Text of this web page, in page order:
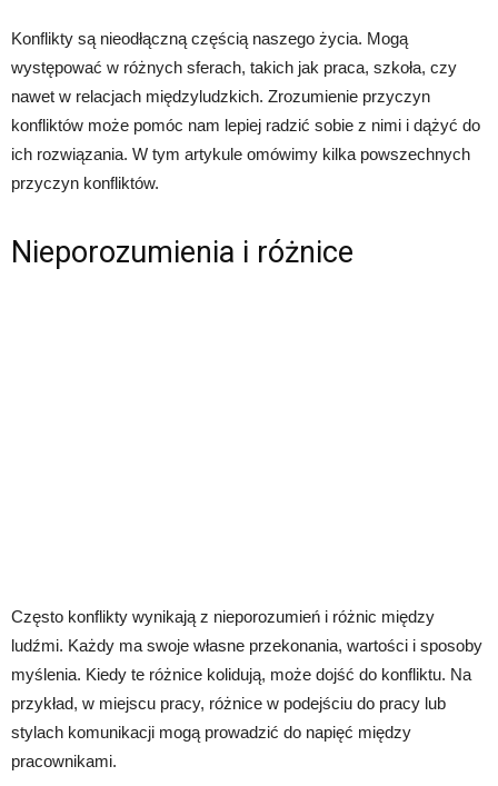
Konflikty są nieodłączną częścią naszego życia. Mogą
występować w różnych sferach, takich jak praca, szkoła, czy
nawet w relacjach międzyludzkich. Zrozumienie przyczyn
konfliktów może pomóc nam lepiej radzić sobie z nimi i dążyć do
ich rozwiązania. W tym artykule omówimy kilka powszechnych
przyczyn konfliktów.
Nieporozumienia i różnice
Często konflikty wynikają z nieporozumień i różnic między
ludźmi. Każdy ma swoje własne przekonania, wartości i sposoby
myślenia. Kiedy te różnice kolidują, może dojść do konfliktu. Na
przykład, w miejscu pracy, różnice w podejściu do pracy lub
stylach komunikacji mogą prowadzić do napięć między
pracownikami.